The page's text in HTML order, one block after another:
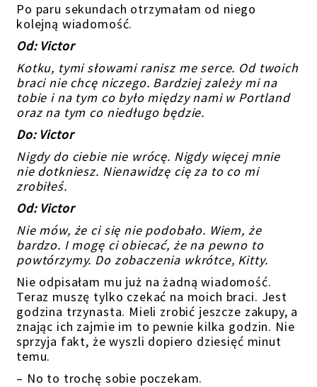
Po paru sekundach otrzymałam od niego
kolejną wiadomość.
Od: Victor
Kotku, tymi słowami ranisz me serce. Od twoich
braci nie chcę niczego. Bardziej zależy mi na
tobie i na tym co było między nami w Portland
oraz na tym co niedługo będzie.
Do: Victor
Nigdy do ciebie nie wrócę. Nigdy więcej mnie
nie dotkniesz. Nienawidzę cię za to co mi
zrobiłeś.
Od: Victor
Nie mów, że ci się nie podobało. Wiem, że
bardzo. I mogę ci obiecać, że na pewno to
powtórzymy. Do zobaczenia wkrótce, Kitty.
Nie odpisałam mu już na żadną wiadomość.
Teraz muszę tylko czekać na moich braci. Jest
godzina trzynasta. Mieli zrobić jeszcze zakupy, a
znając ich zajmie im to pewnie kilka godzin. Nie
sprzyja fakt, że wyszli dopiero dziesięć minut
temu.
– No to trochę sobie poczekam.